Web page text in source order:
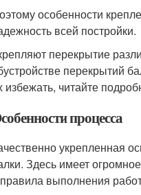
особенности
всей постройки.
перекрытие
перекрытий
избежать, читайте
процесса
укрепленная
Здесь имеет
выполнения